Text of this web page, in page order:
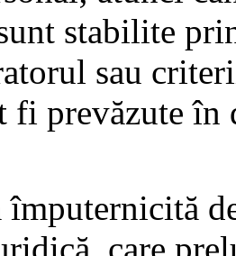
stabilite
sau
fi prevăzute
împuternicită
care